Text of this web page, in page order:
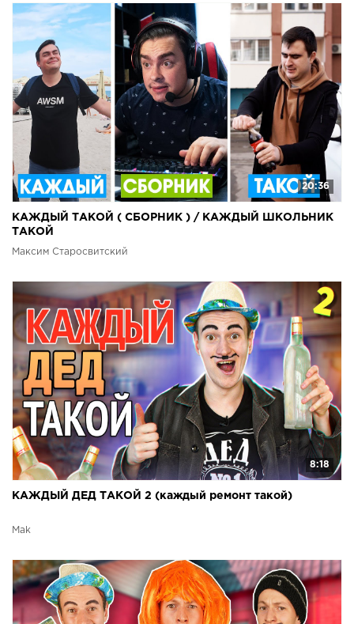
20:36
КАЖДЫЙ ТАКОЙ ( СБОРНИК ) / КАЖДЫЙ ШКОЛЬНИК
ТАКОЙ
Максим Старосвитский
8:18
КАЖДЫЙ ДЕД ТАКОЙ 2 (каждый ремонт такой)
Mak